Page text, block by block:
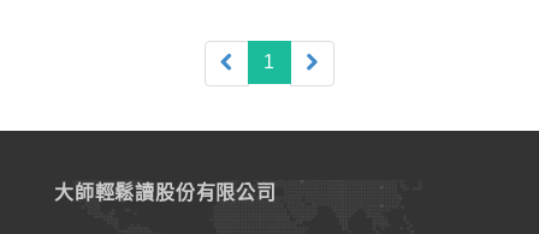
1 (current)
大師輕鬆讀股份有限公司